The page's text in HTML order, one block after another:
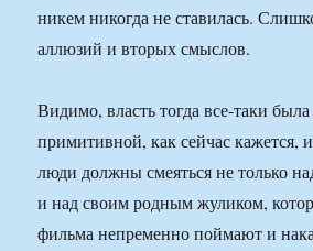
никем никогда не ставилась.
аллюзий и вторых смыслов.
Видимо, власть тогда все-таки была
примитивной, как сейчас кажется,
люди должны смеяться не только
и над своим родным жуликом,
фильма непременно поймают и